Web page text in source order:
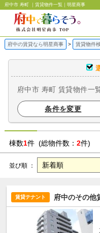
府中市 寿町 ｜賃貸物件一覧｜明星商事
府中の賃貸なら明星商事 賃貸物件
府中市 寿町 賃貸物件一
条件を変更
棟数1件 (総物件数： 2件)
並び順 ：
賃貸テナント 府中のその他